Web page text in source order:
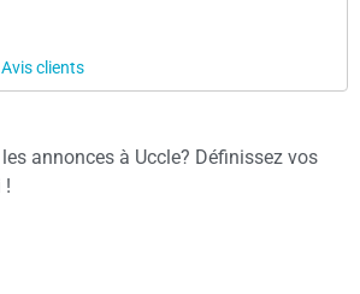
clients
annonces à Uccle? Définissez vos
!